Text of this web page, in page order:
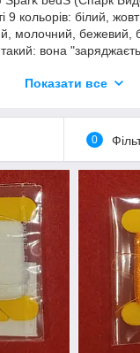
9 кольорів: білий,
молочний, бежевий,
вона
не тільки
люрекс, в
Показати все
0